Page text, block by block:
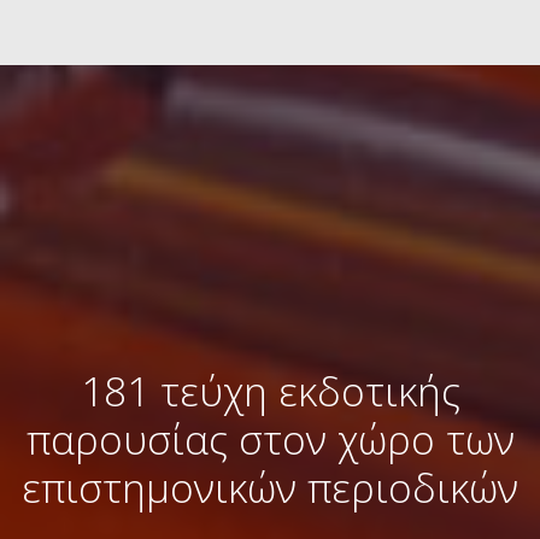
181 τεύχη εκδοτικής
παρουσίας στον χώρο των
επιστημονικών περιοδικών